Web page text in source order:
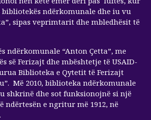
ndërkomunale dhe iu vu
sipas veprimtarit dhe mbledhësit të
ndërkomunale “Anton Çetta”, me
së Ferizajt dhe mbështetje të USAID-
Biblioteka e Qytetit të Ferizajt
Më 2010, biblioteka ndërkomunale
shkrinë dhe sot funksionojnë si një
ndërtesën e ngritur më 1912, në